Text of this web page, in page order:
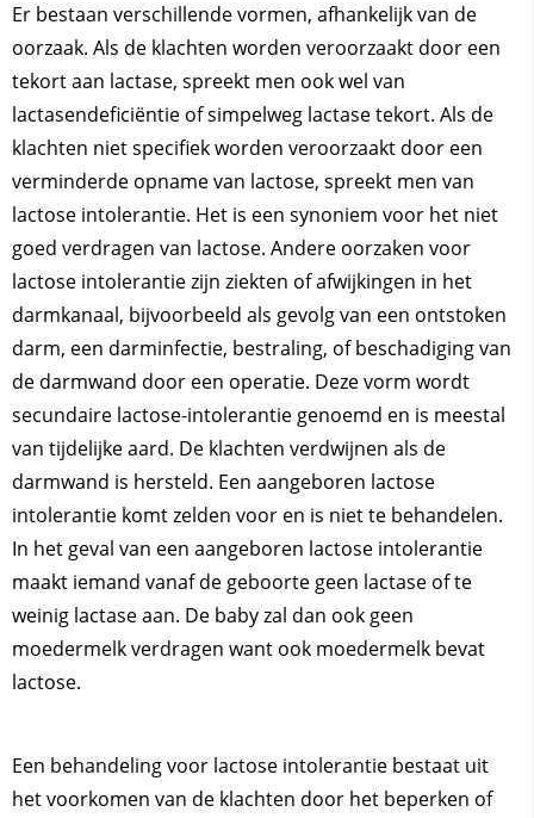
Er bestaan verschillende vormen, afhankelijk van de
oorzaak. Als de klachten worden veroorzaakt door een
tekort aan lactase, spreekt men ook wel van
lactasendeficiëntie of simpelweg lactase tekort. Als de
klachten niet specifiek worden veroorzaakt door een
verminderde opname van lactose, spreekt men van
lactose intolerantie. Het is een synoniem voor het niet
goed verdragen van lactose. Andere oorzaken voor
lactose intolerantie zijn ziekten of afwijkingen in het
darmkanaal, bijvoorbeeld als gevolg van een ontstoken
darm, een darminfectie, bestraling, of beschadiging van
de darmwand door een operatie. Deze vorm wordt
secundaire lactose-intolerantie genoemd en is meestal
van tijdelijke aard. De klachten verdwijnen als de
darmwand is hersteld. Een aangeboren lactose
intolerantie komt zelden voor en is niet te behandelen.
In het geval van een aangeboren lactose intolerantie
maakt iemand vanaf de geboorte geen lactase of te
weinig lactase aan. De baby zal dan ook geen
moedermelk verdragen want ook moedermelk bevat
lactose.
Een behandeling voor lactose intolerantie bestaat uit
het voorkomen van de klachten door het beperken of